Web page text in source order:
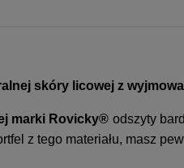
skóry licowej z
marki Rovicky® odszyty
z tego materiału, masz